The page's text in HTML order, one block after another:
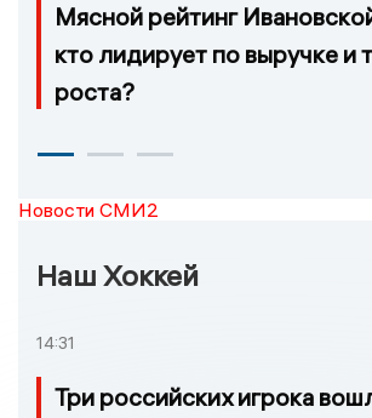
Мясной рейтинг
кто лидирует по выручке и
роста?
Новости СМИ2
Наш Хоккей
14:31
Три российских игрока